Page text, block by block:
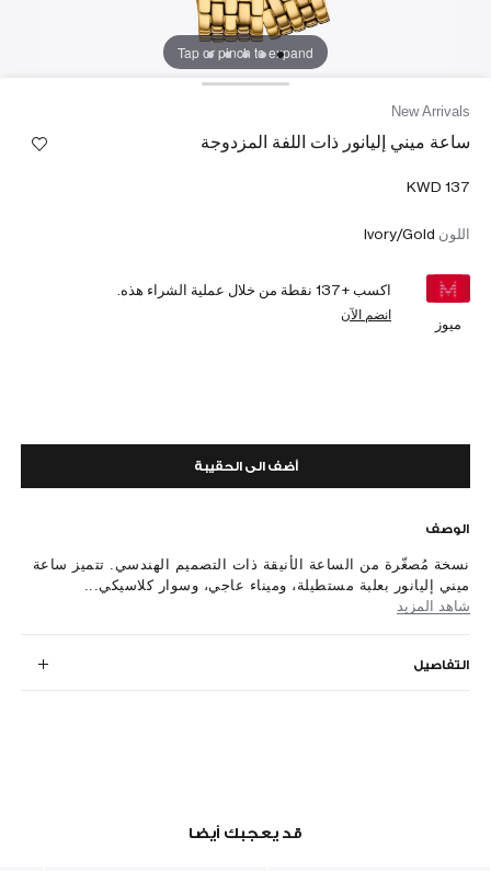
Tap or pinch to expand
New Arrivals
ساعة ميني إليانور ذات اللفة المزدوجة
اللون Ivory/Gold
ميوز
اكسب +137 نقطة من خلال عملية الشراء هذه.
انضم الآن
أضف الى الحقيبة
الوصف
نسخة مُصغّرة من الساعة الأنيقة ذات التصميم الهندسي. تتميز ساعة
ميني إليانور بعلبة مستطيلة، وميناء عاجي، وسوار كلاسيكي...
شاهد المزيد
التفاصيل
قد يعجبك أيضا